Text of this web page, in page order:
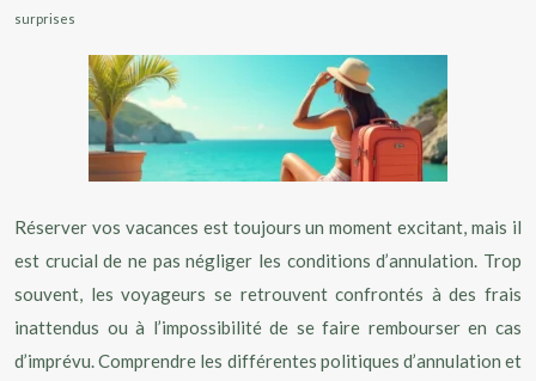
surprises
Réserver vos vacances est toujours un moment excitant, mais il
est crucial de ne pas négliger les conditions d’annulation. Trop
souvent, les voyageurs se retrouvent confrontés à des frais
inattendus ou à l’impossibilité de se faire rembourser en cas
d’imprévu. Comprendre les différentes politiques d’annulation et